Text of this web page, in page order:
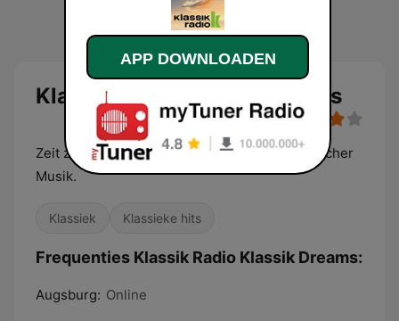
Klassik Radio Klassik Dreams
Zeit zum Träumen und Entspannen mit klassischer
Musik.
Klassiek Klassieke hits
Frequenties Klassik Radio Klassik Dreams:
Augsburg: Online
APP DOWNLOADEN